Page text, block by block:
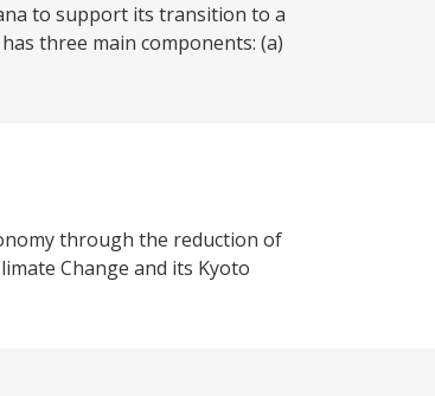
to support its transition to a
three main components: (a)
through the reduction of
Change and its Kyoto